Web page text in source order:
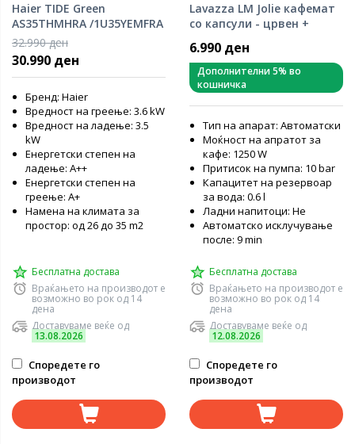
Haier TIDE Green
AS35THMHRA /1U35YEMFRA
[3.5KW} инвертер систем
R32
32.990 ден
30.990 ден
Бренд: Haier
Вредност на греење: 3.6 kW
Вредност на ладење: 3.5
kW
Енергетски степен на
ладење: А++
Енергетски степен на
греење: А+
Намена на климата за
простор: од 26 до 35 m2
Бесплатна достава
Враќањето на производот е
возможно во рок од 14
дена
Доставуваме веќе од
13.08.2026
Споредете го
производот
Lavazza LM Jolie кафемат
со капсули - црвен +
6.990 ден
Дополнителни 5% во
кошничка
Тип на апарат: Автоматски
Моќност на апратот за
кафе: 1250 W
Притисок на пумпа: 10 bar
Капацитет на резервоар
за вода: 0.6 l
Ладни напитоци: Не
Автоматско исклучување
после: 9 min
Бесплатна достава
Враќањето на производот е
возможно во рок од 14
дена
Доставуваме веќе од
12.08.2026
Споредете го
производот